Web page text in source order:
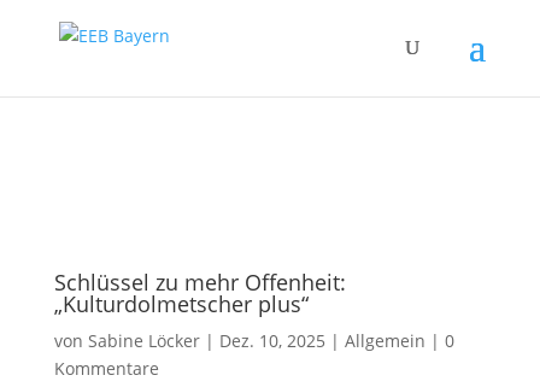
Zum Inhalt springen
Schlüssel zu mehr Offenheit:
„Kulturdolmetscher plus“
von Sabine Löcker| Dez. 10, 2025 | Allgemein | 0
Kommentare